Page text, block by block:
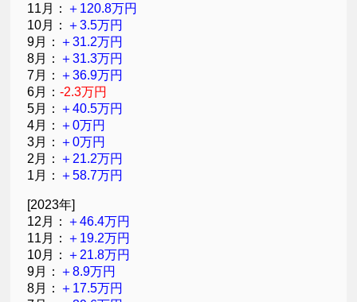
11月： ＋120.8万円
10月： ＋3.5万円
9月： ＋31.2万円
8月： ＋31.3万円
7月： ＋36.9万円
6月：-2.3万円
5月： ＋40.5万円
4月： ＋0万円
3月： ＋0万円
2月： ＋21.2万円
1月： ＋58.7万円
[2023年]
12月： ＋46.4万円
11月： ＋19.2万円
10月： ＋21.8万円
9月： ＋8.9万円
8月： ＋17.5万円